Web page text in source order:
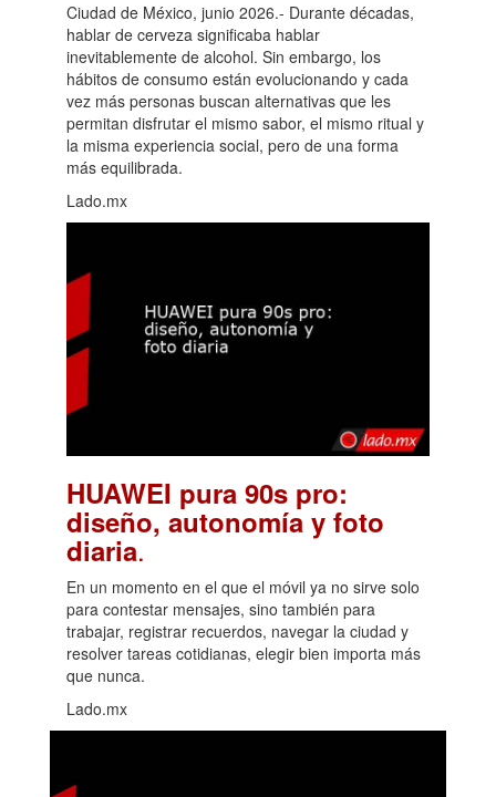
Ciudad de México, junio 2026.- Durante décadas,
hablar de cerveza significaba hablar
inevitablemente de alcohol. Sin embargo, los
hábitos de consumo están evolucionando y cada
vez más personas buscan alternativas que les
permitan disfrutar el mismo sabor, el mismo ritual y
la misma experiencia social, pero de una forma
más equilibrada.
Lado.mx
HUAWEI pura 90s pro:
diseño, autonomía y foto
diaria.
En un momento en el que el móvil ya no sirve solo
para contestar mensajes, sino también para
trabajar, registrar recuerdos, navegar la ciudad y
resolver tareas cotidianas, elegir bien importa más
que nunca.
Lado.mx